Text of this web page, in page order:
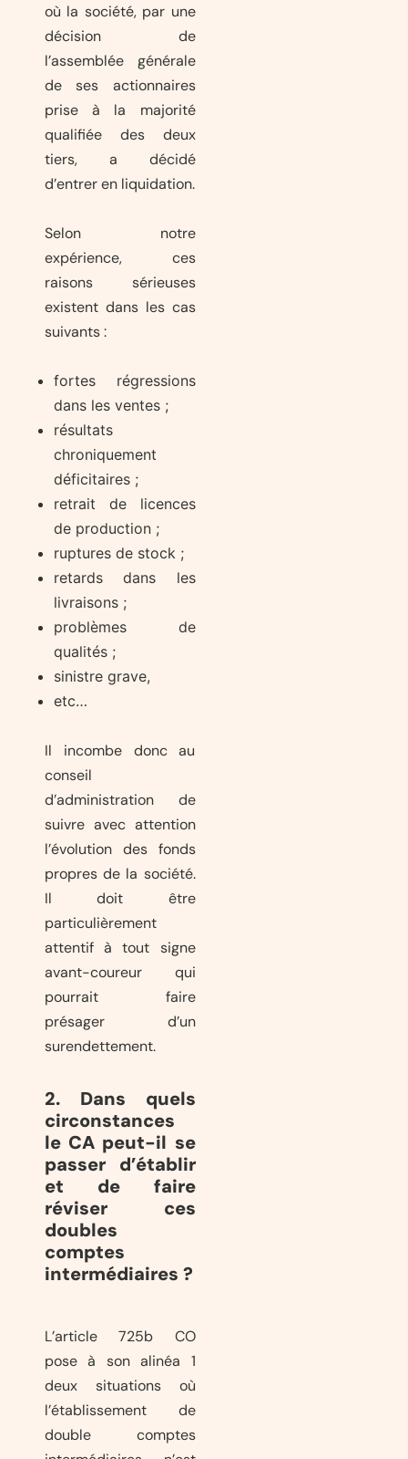
où la société, par une
décision de
l’assemblée générale
de ses actionnaires
prise à la majorité
qualifiée des deux
tiers, a décidé
d’entrer en liquidation.
Selon notre
expérience, ces
raisons sérieuses
existent dans les cas
suivants :
fortes régressions
dans les ventes ;
résultats
chroniquement
déficitaires ;
retrait de licences
de production ;
ruptures de stock ;
retards dans les
livraisons ;
problèmes de
qualités ;
sinistre grave,
etc…
Il incombe donc au
conseil
d’administration de
suivre avec attention
l’évolution des fonds
propres de la société.
Il doit être
particulièrement
attentif à tout signe
avant-coureur qui
pourrait faire
présager d’un
surendettement.
2. Dans quels
circonstances
le CA peut-il se
passer d’établir
et de faire
réviser ces
doubles
comptes
intermédiaires ?
L’article 725b CO
pose à son alinéa 1
deux situations où
l’établissement de
double comptes